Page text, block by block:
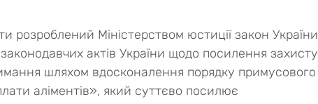
розроблений Міністерством юстиції закон України
актів України щодо посилення захисту
шляхом вдосконалення порядку примусового
аліментів», який суттєво посилює